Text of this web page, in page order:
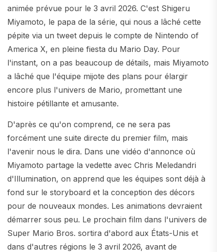
animée prévue pour le 3 avril 2026. C'est Shigeru
Miyamoto, le papa de la série, qui nous a lâché cette
pépite via un tweet depuis le compte de Nintendo of
America X, en pleine fiesta du Mario Day. Pour
l'instant, on a pas beaucoup de détails, mais Miyamoto
a lâché que l'équipe mijote des plans pour élargir
encore plus l'univers de Mario, promettant une
histoire pétillante et amusante.
D'après ce qu'on comprend, ce ne sera pas
forcément une suite directe du premier film, mais
l'avenir nous le dira. Dans une vidéo d'annonce où
Miyamoto partage la vedette avec Chris Meledandri
d'Illumination, on apprend que les équipes sont déjà à
fond sur le storyboard et la conception des décors
pour de nouveaux mondes. Les animations devraient
démarrer sous peu. Le prochain film dans l'univers de
Super Mario Bros. sortira d'abord aux États-Unis et
dans d'autres régions le 3 avril 2026, avant de